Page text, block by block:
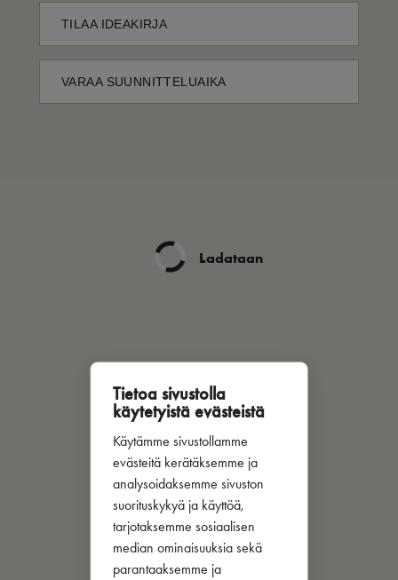
Tietoa sivustolla
käytetyistä evästeistä
Käytämme sivustollamme
evästeitä kerätäksemme ja
analysoidaksemme sivuston
suorituskykyä ja käyttöä,
tarjotaksemme sosiaalisen
median ominaisuuksia sekä
parantaaksemme ja
TILAA IDEAKIRJA
VARAA SUUNNITTELUAIKA
Ladataan